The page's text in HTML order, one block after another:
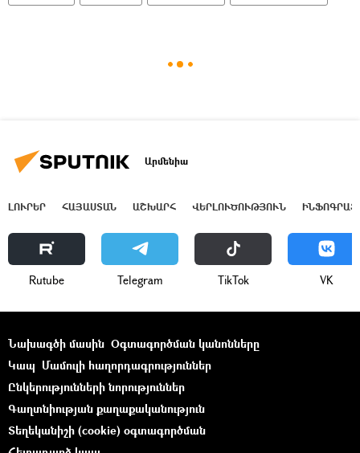
Արմենիա
ԼՈՒՐԵՐ ՀԱՅԱՍՏԱՆ ԱՇԽԱՐՀ ՎԵՐԼՈՒԾՈՒԹՅՈՒՆ
Rutube Telegram ТikТоk VK
Նախագծի մասին Օգտագործման կանոնները
Կապ Մամուլի հաղորդագրություններ
Ընկերությունների նորություններ
Գաղտնիության քաղաքականություն
Տեղեկանիշի (cookie) օգտագործման